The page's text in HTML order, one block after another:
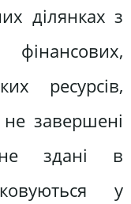
ділянках з
ресурсів,
завершені
не здані в
у